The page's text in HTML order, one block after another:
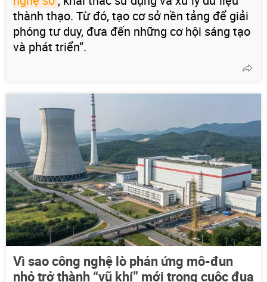
thành thạo. Từ đó, tạo cơ sở nền tảng để giải
phóng tư duy, đưa đến những cơ hội sáng tạo
và phát triển”.
Vì sao công nghệ lò phản ứng mô-đun
nhỏ trở thành “vũ khí” mới trong cuộc đua